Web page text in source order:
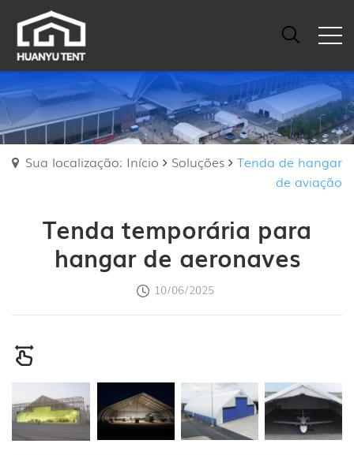
Sua localização: Início Soluções
Tenda de hangar
de aviação
Tenda temporária para
hangar de aeronaves
10/06/2025